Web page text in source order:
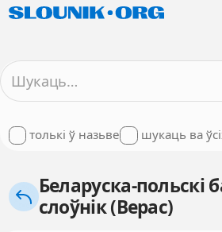
толькі ў назьве шукаць ва
Беларуска-польскі
слоўнік (Верас)